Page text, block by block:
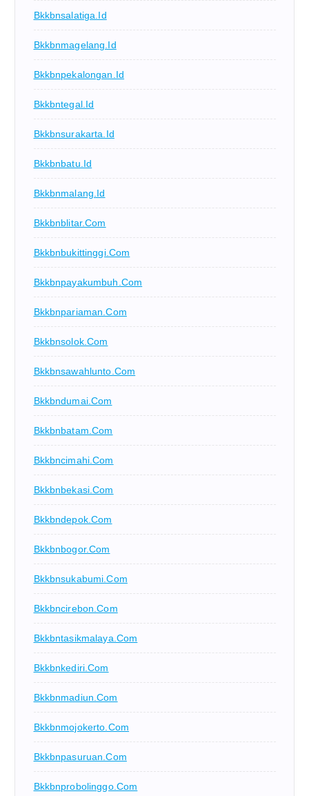
Bkkbnsalatiga.id
Bkkbnmagelang.id
Bkkbnpekalongan.id
Bkkbntegal.id
Bkkbnsurakarta.id
Bkkbnbatu.id
Bkkbnmalang.id
Bkkbnblitar.com
Bkkbnbukittinggi.com
Bkkbnpayakumbuh.com
Bkkbnpariaman.com
Bkkbnsolok.com
Bkkbnsawahlunto.com
Bkkbndumai.com
Bkkbnbatam.com
Bkkbncimahi.com
Bkkbnbekasi.com
Bkkbndepok.com
Bkkbnbogor.com
Bkkbnsukabumi.com
Bkkbncirebon.com
Bkkbntasikmalaya.com
Bkkbnkediri.com
Bkkbnmadiun.com
Bkkbnmojokerto.com
Bkkbnpasuruan.com
Bkkbnprobolinggo.com